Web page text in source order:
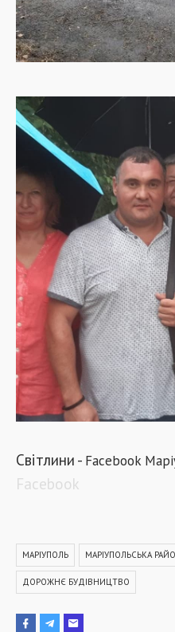
Світлини - Facebook
Facebook
МАРІУПОЛЬ МАРІУПОЛЬСЬКА
ДОРОЖНЄ БУДІВНИЦТВО